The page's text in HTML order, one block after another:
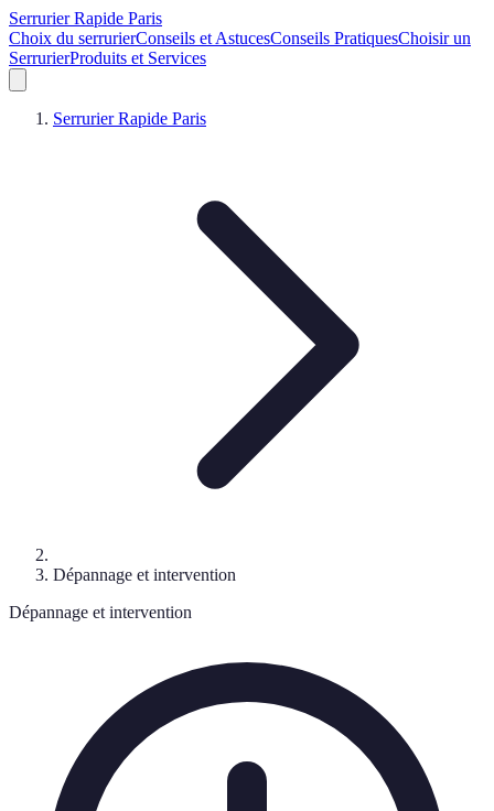
Serrurier Rapide Paris
Choix du serrurierConseils et AstucesConseils PratiquesChoisir un
SerrurierProduits et Services
Serrurier Rapide Paris
Dépannage et intervention
Dépannage et intervention